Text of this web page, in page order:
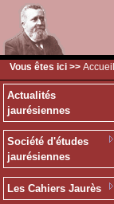
Vous êtes ici >> Accueil
Actualités
jaurésiennes
Société d'études
jaurésiennes
Les Cahiers Jaurès